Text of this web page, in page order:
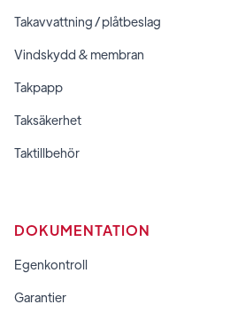
Takavvattning / plåtbeslag
Vindskydd & membran
Takpapp
Taksäkerhet
Taktillbehör
DOKUMENTATION
Egenkontroll
Garantier